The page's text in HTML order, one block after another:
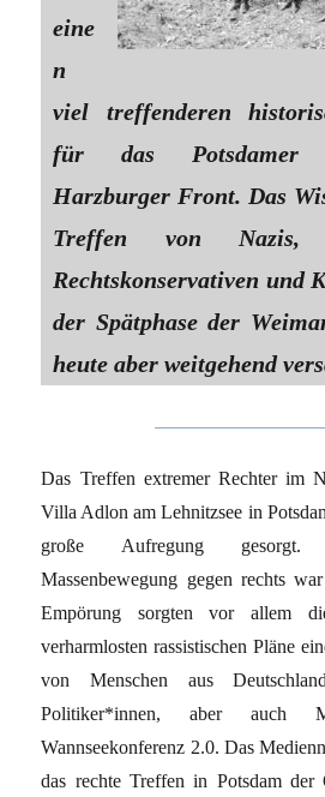
eine
n
viel treffenderen
für das Potsdamer
Harzburger Front. Das
Treffen von Nazis,
Rechtskonservativen und
der Spätphase der
heute aber weitgehend
Das Treffen extremer Rechter im
Villa Adlon am Lehnitzsee in
große Aufregung gesorgt.
Massenbewegung gegen rechts
Empörung sorgten vor allem
verharmlosten rassistischen Pläne
von Menschen aus
Politiker*innen, aber auch
Wannseekonferenz 2.0. Das
das rechte Treffen in Potsdam der